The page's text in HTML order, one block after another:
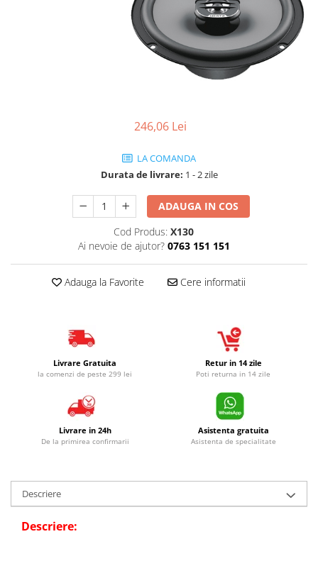
246,06 Lei
LA COMANDA
Durata de livrare: 1 - 2 zile
ADAUGA IN COS
Cod Produs: X130
Ai nevoie de ajutor? 0763 151 151
Adauga la Favorite Cere informatii
Livrare Gratuita
la comenzi de peste 299 lei
Retur in 14 zile
Poti returna in 14 zile
Livrare in 24h
De la primirea confirmarii
Asistenta gratuita
Asistenta de specialitate
Descriere
Descriere: